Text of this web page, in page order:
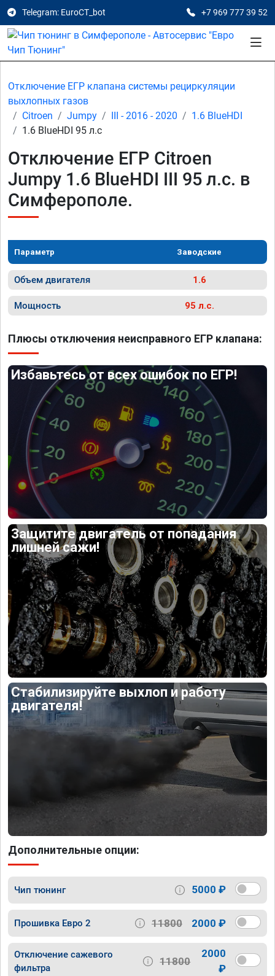
Telegram: EuroCT_bot +7 969 777 39 52
Отключение ЕГР клапана системы рециркуляции
выхлопных газов
Citroen
Jumpy III - 2016 - 2020
1.6 BlueHDI
1.6 BlueHDI 95 л.с
Отключение ЕГР Citroen
Jumpy 1.6 BlueHDI III 95 л.с. в
Симферополе.
Параметр Заводские
Объем двигателя 1.6
Мощность 95 л.с.
Плюсы отключения неисправного ЕГР клапана:
Избавьтесь от всех ошибок по ЕГР!
Защитите двигатель от попадания
лишней сажи!
Стабилизируйте выхлоп и работу
двигателя!
Дополнительные опции:
Чип тюнинг 5000 ₽
Прошивка Евро 2 11800 2000 ₽
Отключение сажевого
фильтра
11800
2000
₽